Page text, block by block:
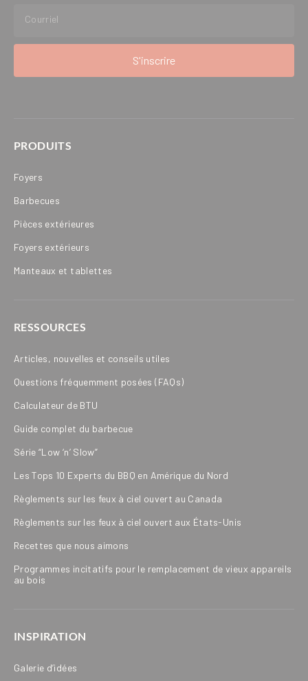
S'inscrire
PRODUITS
Foyers
Barbecues
Pièces extérieures
Foyers extérieurs
Manteaux et tablettes
RESSOURCES
Articles, nouvelles et conseils utiles
Questions fréquemment posées (FAQs)
Calculateur de BTU
Guide complet du barbecue
Série “Low ‘n’ Slow”
Les Tops 10 Experts du BBQ en Amérique du Nord
Règlements sur les feux à ciel ouvert au Canada
Règlements sur les feux à ciel ouvert aux États-Unis
Recettes que nous aimons
Programmes incitatifs pour le remplacement de vieux appareils
au bois
INSPIRATION
Galerie d’idées